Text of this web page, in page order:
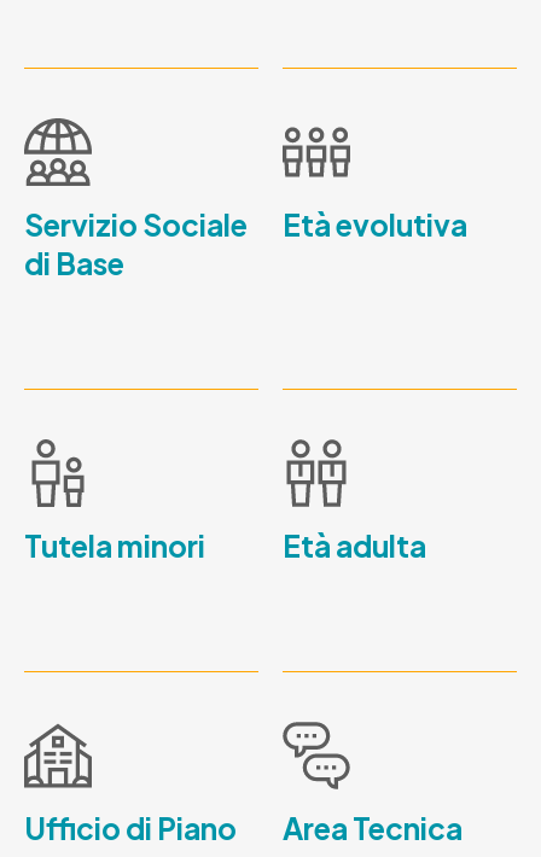
Servizio Sociale
di Base
Età evolutiva
Tutela minori Età adulta
Ufficio di Piano Area Tecnica